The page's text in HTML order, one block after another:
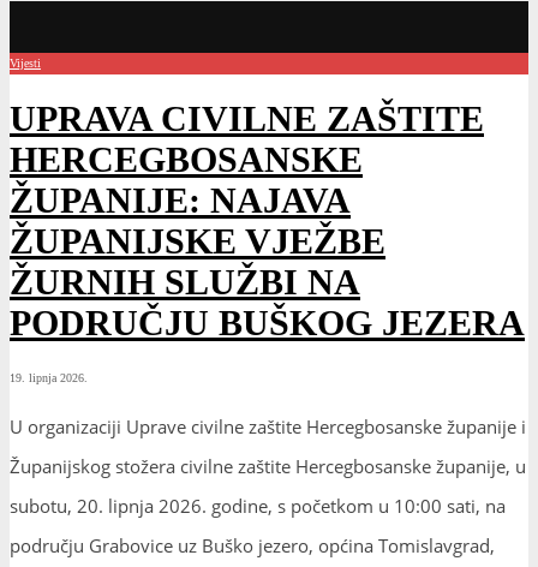
Vijesti
UPRAVA CIVILNE ZAŠTITE
HERCEGBOSANSKE
ŽUPANIJE: NAJAVA
ŽUPANIJSKE VJEŽBE
ŽURNIH SLUŽBI NA
PODRUČJU BUŠKOG JEZERA
19. lipnja 2026.
U organizaciji Uprave civilne zaštite Hercegbosanske županije i
Županijskog stožera civilne zaštite Hercegbosanske županije, u
subotu, 20. lipnja 2026. godine, s početkom u 10:00 sati, na
području Grabovice uz Buško jezero, općina Tomislavgrad,